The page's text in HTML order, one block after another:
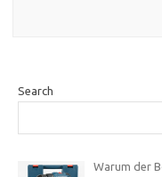
Search
Warum der